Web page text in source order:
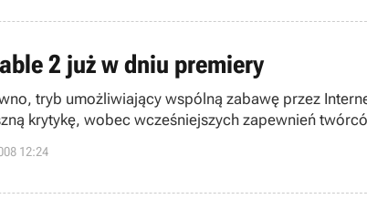
2 już w dniu premiery
tryb umożliwiający wspólną zabawę przez
krytykę, wobec wcześniejszych zapewnień
dostępna już w dniu premiery.
12:24